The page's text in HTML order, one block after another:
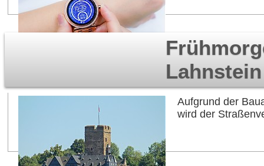
Aufgrund der
wird der